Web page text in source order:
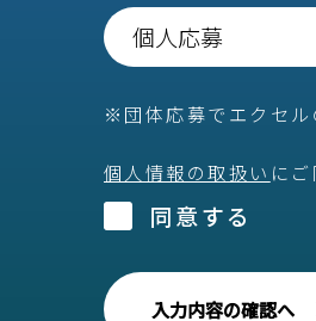
※団体応募でエクセル
個人情報の取扱い に
同意する